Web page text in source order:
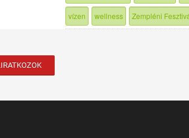
vízen wellness Zempléni